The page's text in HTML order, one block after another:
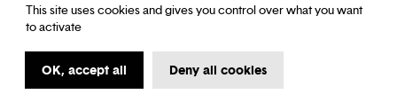
Recrutements & auditions Legal notice
This site uses cookies and gives you control over what you want
to activate
OK, accept all Deny all cookies